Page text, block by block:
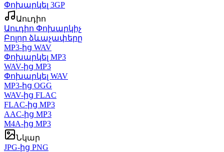
Փոխարկել 3GP
Աուդիո
Աուդիո Փոխարկիչ
Բոլոր ձևաչափերը
MP3-ից WAV
Փոխարկել MP3
WAV-ից MP3
Փոխարկել WAV
MP3-ից OGG
WAV-ից FLAC
FLAC-ից MP3
AAC-ից MP3
M4A-ից MP3
Նկար
JPG-ից PNG